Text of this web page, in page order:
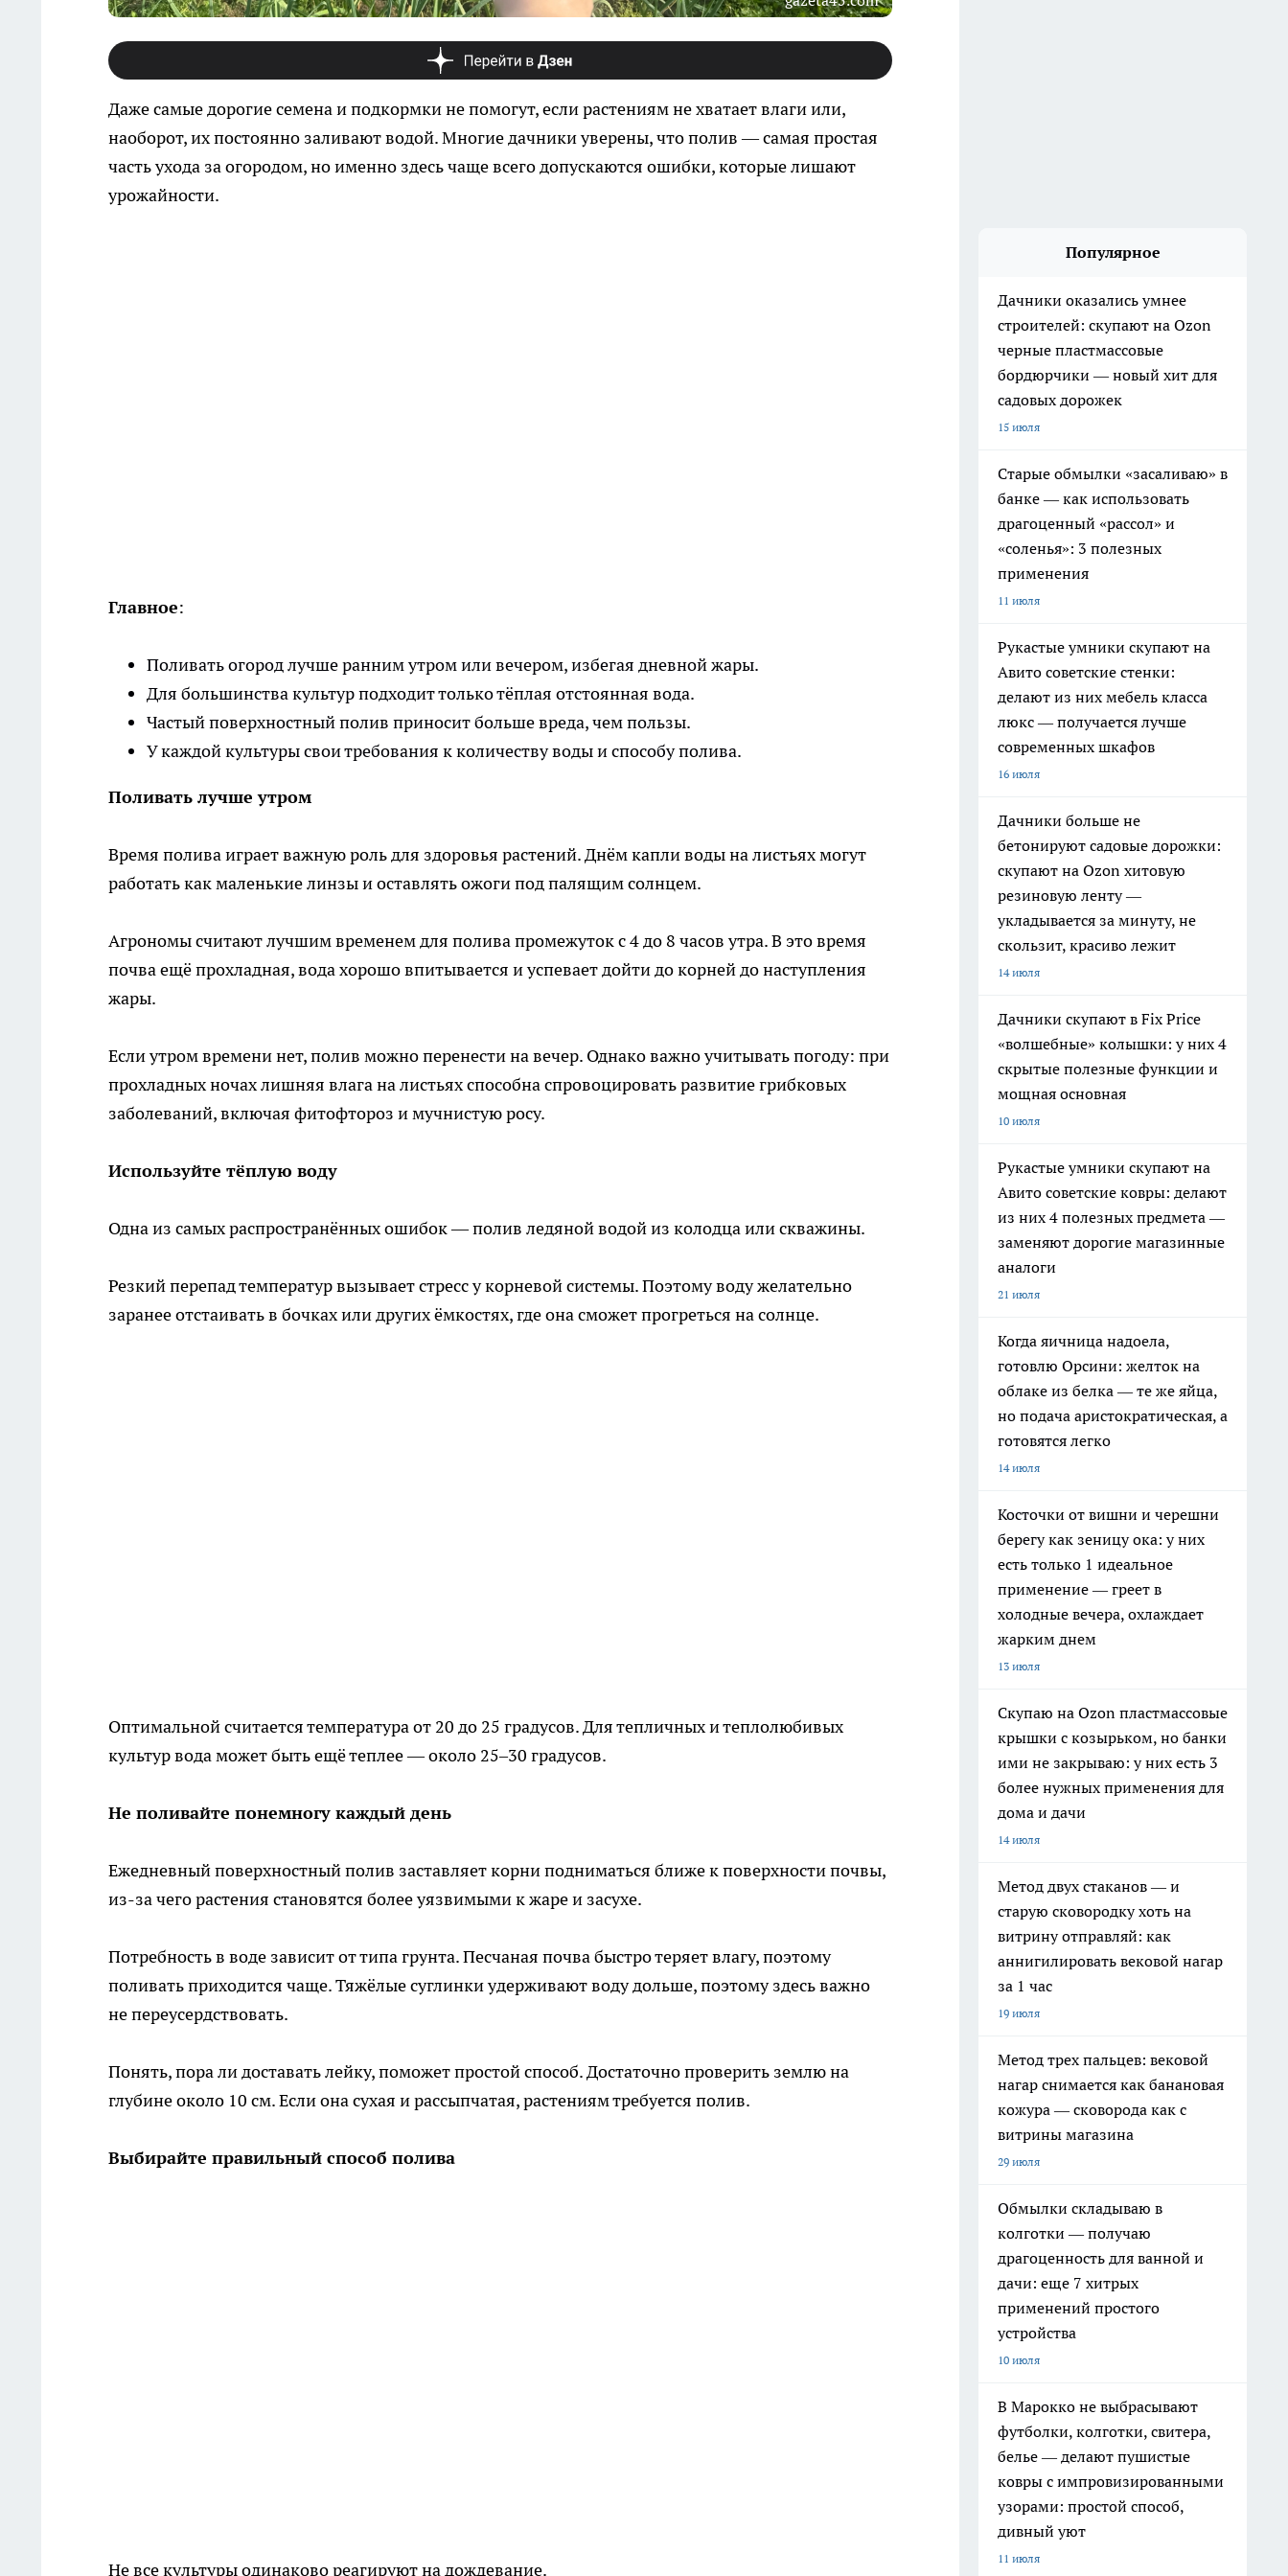
Даже самые дорогие семена и подкормки не помогут, если растениям не хватает влаги или,
наоборот, их постоянно заливают водой. Многие дачники уверены, что полив — самая простая
часть ухода за огородом, но именно здесь чаще всего допускаются ошибки, которые лишают
урожайности.
Главное:
Поливать огород лучше ранним утром или вечером, избегая дневной жары.
Для большинства культур подходит только тёплая отстоянная вода.
Частый поверхностный полив приносит больше вреда, чем пользы.
У каждой культуры свои требования к количеству воды и способу полива.
Поливать лучше утром
Время полива играет важную роль для здоровья растений. Днём капли воды на листьях могут
работать как маленькие линзы и оставлять ожоги под палящим солнцем.
Агрономы считают лучшим временем для полива промежуток с 4 до 8 часов утра. В это время
почва ещё прохладная, вода хорошо впитывается и успевает дойти до корней до наступления
жары.
Если утром времени нет, полив можно перенести на вечер. Однако важно учитывать погоду: при
прохладных ночах лишняя влага на листьях способна спровоцировать развитие грибковых
заболеваний, включая фитофтороз и мучнистую росу.
Используйте тёплую воду
Одна из самых распространённых ошибок — полив ледяной водой из колодца или скважины.
Резкий перепад температур вызывает стресс у корневой системы. Поэтому воду желательно
заранее отстаивать в бочках или других ёмкостях, где она сможет прогреться на солнце.
Оптимальной считается температура от 20 до 25 градусов. Для тепличных и теплолюбивых
культур вода может быть ещё теплее — около 25–30 градусов.
Не поливайте понемногу каждый день
Ежедневный поверхностный полив заставляет корни подниматься ближе к поверхности почвы,
из-за чего растения становятся более уязвимыми к жаре и засухе.
Потребность в воде зависит от типа грунта. Песчаная почва быстро теряет влагу, поэтому
поливать приходится чаще. Тяжёлые суглинки удерживают воду дольше, поэтому здесь важно
не переусердствовать.
Понять, пора ли доставать лейку, поможет простой способ. Достаточно проверить землю на
глубине около 10 см. Если она сухая и рассыпчатая, растениям требуется полив.
Выбирайте правильный способ полива
Не все культуры одинаково реагируют на дождевание.
Популярное
Дачники оказались умнее
строителей: скупают на Ozon
черные пластмассовые
бордюрчики — новый хит для
садовых дорожек
15 июля
Старые обмылки «засаливаю» в
банке — как использовать
драгоценный «рассол» и
«соленья»: 3 полезных
применения
11 июля
Рукастые умники скупают на
Авито советские стенки:
делают из них мебель класса
люкс — получается лучше
современных шкафов
16 июля
Дачники больше не
бетонируют садовые дорожки:
скупают на Ozon хитовую
резиновую ленту —
укладывается за минуту, не
скользит, красиво лежит
14 июля
Дачники скупают в Fix Price
«волшебные» колышки: у них 4
скрытые полезные функции и
мощная основная
10 июля
Рукастые умники скупают на
Авито советские ковры: делают
из них 4 полезных предмета —
заменяют дорогие магазинные
аналоги
21 июля
Когда яичница надоела,
готовлю Орсини: желток на
облаке из белка — те же яйца,
но подача аристократическая, а
готовятся легко
14 июля
Косточки от вишни и черешни
берегу как зеницу ока: у них
есть только 1 идеальное
применение — греет в
холодные вечера, охлаждает
жарким днем
13 июля
Скупаю на Ozon пластмассовые
крышки с козырьком, но банки
ими не закрываю: у них есть 3
более нужных применения для
дома и дачи
14 июля
Метод двух стаканов — и
старую сковородку хоть на
витрину отправляй: как
аннигилировать вековой нагар
за 1 час
19 июля
Метод трех пальцев: вековой
нагар снимается как банановая
кожура — сковорода как с
витрины магазина
29 июля
Обмылки складываю в
колготки — получаю
драгоценность для ванной и
дачи: еще 7 хитрых
применений простого
устройства
10 июля
В Марокко не выбрасывают
футболки, колготки, свитера,
белье — делают пушистые
ковры с импровизированными
узорами: простой способ,
дивный уют
11 июля